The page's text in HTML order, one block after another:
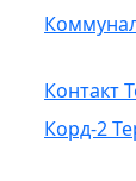
Контакт
Корд-2